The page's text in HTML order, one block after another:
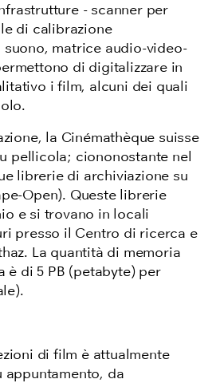
- scanner per
di calibrazione
suono, matrice audio-video-
di digitalizzare in
i film, alcuni dei quali
la Cinémathèque suisse
pellicola; ciononostante nel
librerie di archiviazione su
Open). Queste librerie
e si trovano in locali
presso il Centro di ricerca e
La quantità di memoria
è di 5 PB (petabyte) per
di film è attualmente
da